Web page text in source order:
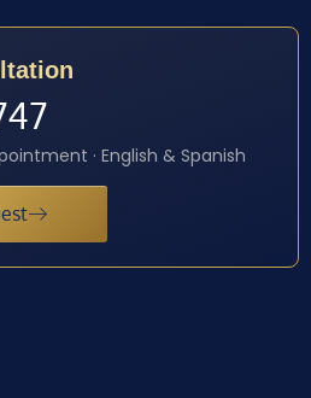
· English & Spanish